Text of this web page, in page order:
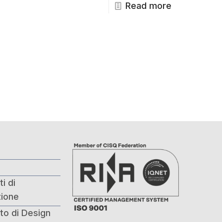
Read more
di
di Design